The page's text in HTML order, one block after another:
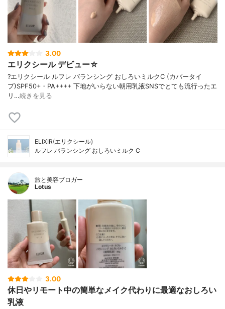
3.00
エリクシール デビュー☆
?エリクシール ルフレ バランシング おしろいミルクC (カバータイ
プ)SPF50+・PA++++ 下地がいらない朝用乳液SNSでとても流行ったエ
リ…続きを見る
ELIXIR(エリクシール)
ルフレ バランシング おしろいミルク C
旅と美容ブロガー
Lotus
3.00
休日やリモート中の簡単なメイク代わりに最適なおしろい
乳液